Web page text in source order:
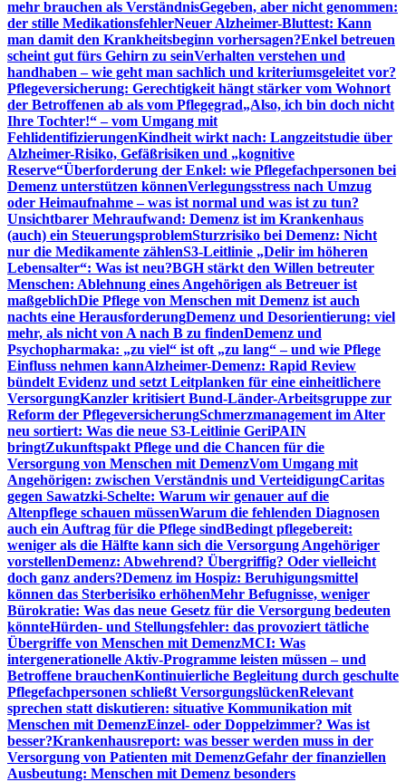
mehr brauchen als VerständnisGegeben, aber nicht genommen:
der stille MedikationsfehlerNeuer Alzheimer-Bluttest: Kann
man damit den Krankheitsbeginn vorhersagen?Enkel betreuen
scheint gut fürs Gehirn zu seinVerhalten verstehen und
handhaben – wie geht man sachlich und kriteriumsgeleitet vor?
Pflegeversicherung: Gerechtigkeit hängt stärker vom Wohnort
der Betroffenen ab als vom Pflegegrad„Also, ich bin doch nicht
Ihre Tochter!“ – vom Umgang mit
FehlidentifizierungenKindheit wirkt nach: Langzeitstudie über
Alzheimer-Risiko, Gefäßrisiken und „kognitive
Reserve“Überforderung der Enkel: wie Pflegefachpersonen bei
Demenz unterstützen könnenVerlegungsstress nach Umzug
oder Heimaufnahme – was ist normal und was ist zu tun?
Unsichtbarer Mehraufwand: Demenz ist im Krankenhaus
(auch) ein SteuerungsproblemSturzrisiko bei Demenz: Nicht
nur die Medikamente zählenS3-Leitlinie „Delir im höheren
Lebensalter“: Was ist neu?BGH stärkt den Willen betreuter
Menschen: Ablehnung eines Angehörigen als Betreuer ist
maßgeblichDie Pflege von Menschen mit Demenz ist auch
nachts eine HerausforderungDemenz und Desorientierung: viel
mehr, als nicht von A nach B zu findenDemenz und
Psychopharmaka: „zu viel“ ist oft „zu lang“ – und wie Pflege
Einfluss nehmen kannAlzheimer-Demenz: Rapid Review
bündelt Evidenz und setzt Leitplanken für eine einheitlichere
VersorgungKanzler kritisiert Bund-Länder-Arbeitsgruppe zur
Reform der PflegeversicherungSchmerzmanagement im Alter
neu sortiert: Was die neue S3-Leitlinie GeriPAIN
bringtZukunftspakt Pflege und die Chancen für die
Versorgung von Menschen mit DemenzVom Umgang mit
Angehörigen: zwischen Verständnis und VerteidigungCaritas
gegen Sawatzki-Schelte: Warum wir genauer auf die
Altenpflege schauen müssenWarum die fehlenden Diagnosen
auch ein Auftrag für die Pflege sindBedingt pflegebereit:
weniger als die Hälfte kann sich die Versorgung Angehöriger
vorstellenDemenz: Abwehrend? Übergriffig? Oder vielleicht
doch ganz anders?Demenz im Hospiz: Beruhigungsmittel
können das Sterberisiko erhöhenMehr Befugnisse, weniger
Bürokratie: Was das neue Gesetz für die Versorgung bedeuten
könnteHürden- und Stellungsfehler: das provoziert tätliche
Übergriffe von Menschen mit DemenzMCI: Was
intergenerationelle Aktiv-Programme leisten müssen – und
Betroffene brauchenKontinuierliche Begleitung durch geschulte
Pflegefachpersonen schließt VersorgungslückenRelevant
sprechen statt diskutieren: situative Kommunikation mit
Menschen mit DemenzEinzel- oder Doppelzimmer? Was ist
besser?Krankenhausreport: was besser werden muss in der
Versorgung von Patienten mit DemenzGefahr der finanziellen
Ausbeutung: Menschen mit Demenz besonders